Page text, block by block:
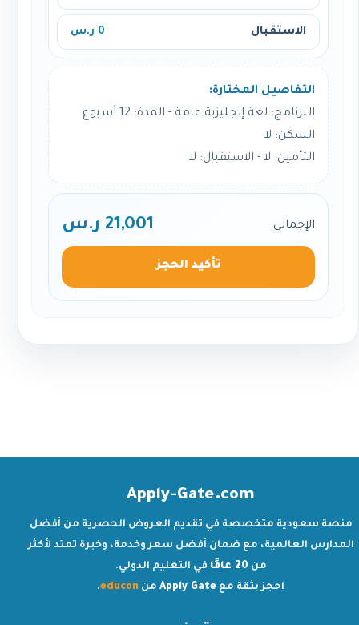
الاستقبال 0 ر.س
التفاصيل المختارة:
البرنامج: لغة إنجليزية عامة - المدة: 12 أسبوع
السكن: لا
التأمين: لا - الاستقبال: لا
الإجمالي 21,001 ر.س
تأكيد الحجز
Apply-Gate.com
منصة سعودية متخصصة في تقديم العروض الحصرية من أفضل
المدارس العالمية، مع ضمان أفضل سعر وخدمة، وخبرة تمتد لأكثر
من 20 عامًا
في التعليم الدولي.
احجز بثقة مع Apply Gate من educon
.